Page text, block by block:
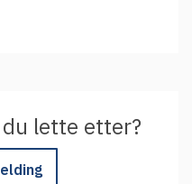
lette etter?